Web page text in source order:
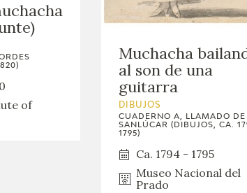
of
Muchacha
al son de una
guitarra
DIBUJOS
CUADERNO A, LLAMADO DE
SANLÚCAR (DIBUJOS, CA.
1795)
Ca. 1794 - 1795
Museo Nacional del
Prado